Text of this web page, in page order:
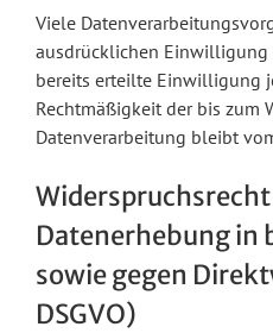
Viele
ausdrücklichen Einwilligung
bereits erteilte Einwilligung
Rechtmäßigkeit der bis zum
Datenverarbeitung bleibt
Datenerhebung in
sowie gegen
DSGVO)